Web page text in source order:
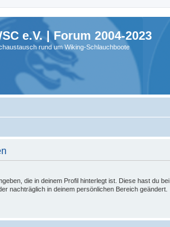
e.V. | Forum 2004-2023
rund um Wiking-Schlauchboote
die in deinem Profil hinterlegt ist. Diese hast du bei
nachträglich in deinem persönlichen Bereich geändert.